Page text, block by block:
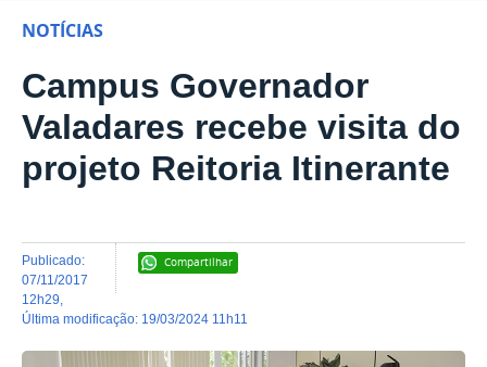
NOTÍCIAS
Campus Governador
Valadares recebe visita do
projeto Reitoria Itinerante
Compartilhar
publicado:
07/11/2017
12h29
última modificação: 19/03/2024 11h11